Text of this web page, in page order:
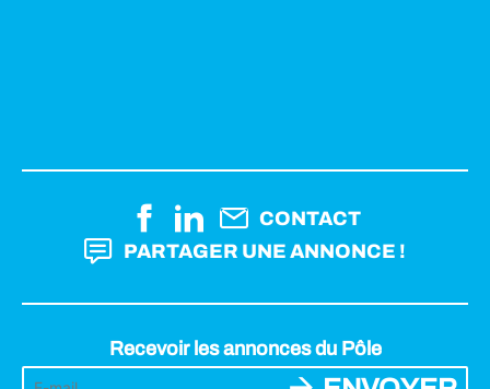
CONTACT
PARTAGER UNE ANNONCE !
Recevoir les annonces du Pôle